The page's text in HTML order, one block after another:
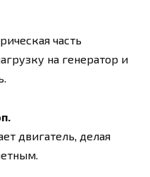
часть
на генератор и
двигатель, делая